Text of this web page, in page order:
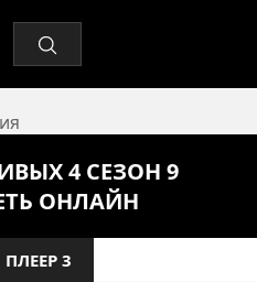
4 СЕЗОН 9
ОНЛАЙН
ПЛЕЕР 3